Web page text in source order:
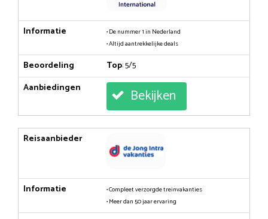
Informatie
• De nummer 1 in Nederland
• Altijd aantrekkelijke deals
Beoordeling Top: 5/5
Aanbiedingen
Bekijken
Reisaanbieder
Informatie
• Compleet verzorgde treinvakanties
• Meer dan 50 jaar ervaring